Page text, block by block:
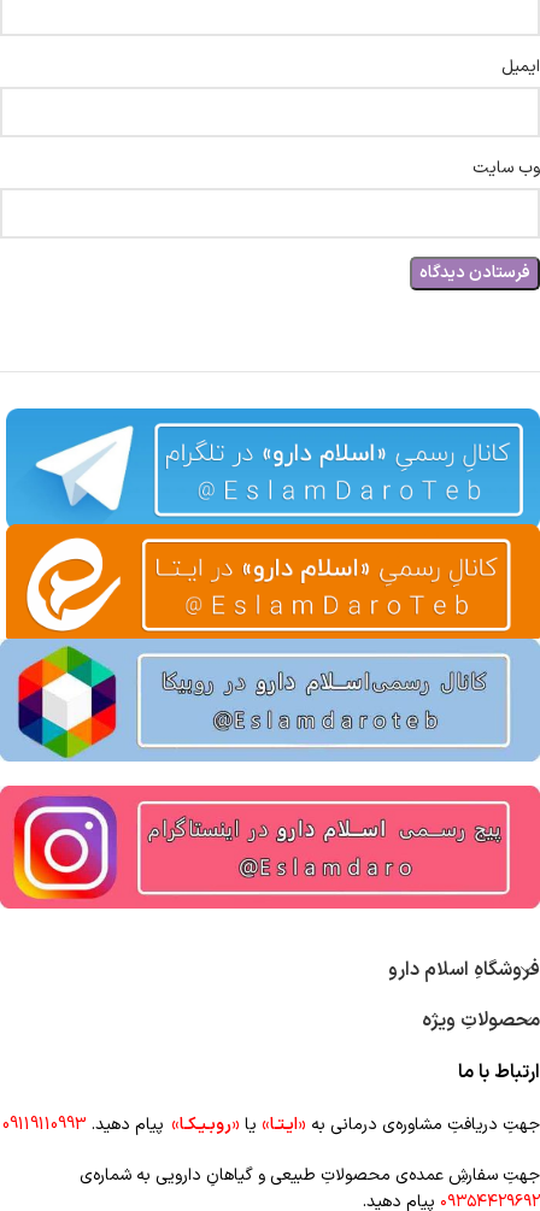
ایمیل
وب‌ سایت
فروشگاهِ اسلام دارو
محصولاتِ ویژه
ارتباط با ما
جهتِ دریافتِ مشاوره‌ی درمانی به «ایـتـا» یا «روبـیـکـا» پیام دهید. 09119110993
جهتِ سفارشِ عمده‌‌ی محصولاتِ طبیعی و گیاهانِ دارویی به شماره‌ی
۰۹۳۵۴۴۲۹۶۹۲ پیام دهید.